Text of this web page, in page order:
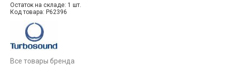
Остаток на складе: 1 шт.
Код товара: P62396
Все товары бренда